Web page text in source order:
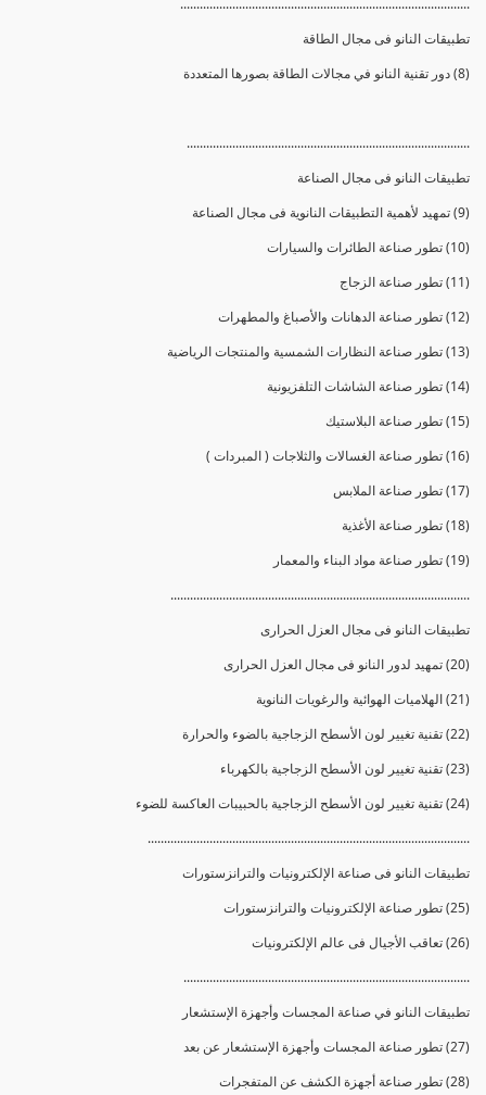
تطبيقات النانو فى مجال الطاقة
(8) دور تقنية النانو في مجالات الطاقة بصورها المتعددة
.......................................................................................
تطبيقات النانو فى مجال الصناعة
(9) تمهيد لأهمية التطبيقات النانوية فى مجال الصناعة
(10) تطور صناعة الطائرات والسيارات
(11) تطور صناعة الزجاج
(12) تطور صناعة الدهانات والأصباغ والمطهرات
(13) تطور صناعة النظارات الشمسية والمنتجات الرياضية
(14) تطور صناعة الشاشات التلفزيونية
(15) تطور صناعة البلاستيك
(16) تطور صناعة الغسالات والثلاجات ( المبردات )
(17) تطور صناعة الملابس
(18) تطور صناعة الأغذية
(19) تطور صناعة مواد البناء والمعمار
............................................................................................
تطبيقات النانو فى مجال العزل الحرارى
(20) تمهيد لدور النانو فى مجال العزل الحرارى
(21) الهلاميات الهوائية والرغويات النانوية
(22) تقنية تغيير لون الأسطح الزجاجية بالضوء والحرارة
(23) تقنية تغيير لون الأسطح الزجاجية بالكهرباء
(24) تقنية تغيير لون الأسطح الزجاجية بالحبيبات العاكسة للضوء
...................................................................................................
تطبيقات النانو فى صناعة الإلكترونيات والترانزستورات
(25) تطور صناعة الإلكترونيات والترانزستورات
(26) تعاقب الأجيال فى عالم الإلكترونيات
........................................................................................
تطبيقات النانو في صناعة المجسات وأجهزة الإستشعار
(27) تطور صناعة المجسات وأجهزة الإستشعار عن بعد
(28) تطور صناعة أجهزة الكشف عن المتفجرات